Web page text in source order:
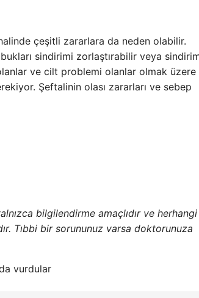
çeşitli zararlara da neden olabilir.
sindirimi zorlaştırabilir veya
ve cilt problemi olanlar olmak üzere
Şeftalinin olası zararları ve sebep
bilgilendirme amaçlıdır ve
Tıbbi bir sorununuz varsa doktorunuza
vurdular